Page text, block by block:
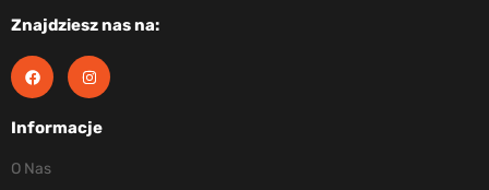
Znajdziesz nas na:
Informacje
O Nas